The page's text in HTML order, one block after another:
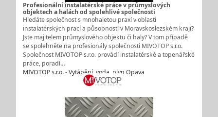
Profesionální instalatérské práce v průmyslových
objektech a halách od spolehlivé společnosti
Hledáte společnost s mnohaletou praxí v oblasti
instalatérských prací a působností v Moravskoslezském kraji?
Jste majitelem průmyslového objektu či haly? V tom případě
se spolehněte na profesionály společnosti MIVOTOP s.r.o.
Společnost MIVOTOP s.r.o. provádí instalatérské a topenářské
práce, poradí…
MIVOTOP s.r.o. - Vytápění, voda, plyn Opava